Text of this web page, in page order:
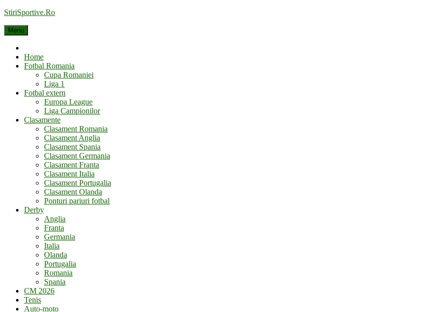
Skip
content
StiriSportive.Ro
Menu
Home
Fotbal Romania
Cupa Romaniei
Liga 1
Fotbal extern
Europa League
Liga Campionilor
Clasamente
Clasament Romania
Clasament Anglia
Clasament Spania
Clasament Germania
Clasament Franta
Clasament Italia
Clasament Portugalia
Clasament Olanda
Ponturi pariuri fotbal
Derby
Anglia
Franta
Germania
Italia
Olanda
Portugalia
Romania
Spania
CM 2026
Tenis
Auto-moto